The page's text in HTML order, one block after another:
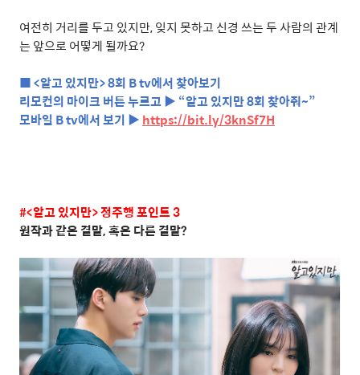
여전히 거리를두고 있지만,잊지 못하고 신경 쓰는두사람의 관계
는 앞으로 어떻게 될까요?
■<알고 있지만> 8회 B tv에서 찾아보기
리모컨의 마이크 버튼 누르고 ▶ “알고 있지만8회 찾아줘~”
모바일 B tv에서 보기 ▶ https://bit.ly/3knSf7H
#<알고있지만>정주행포인트3
원작과 같은 결말,혹은 다른 결말?